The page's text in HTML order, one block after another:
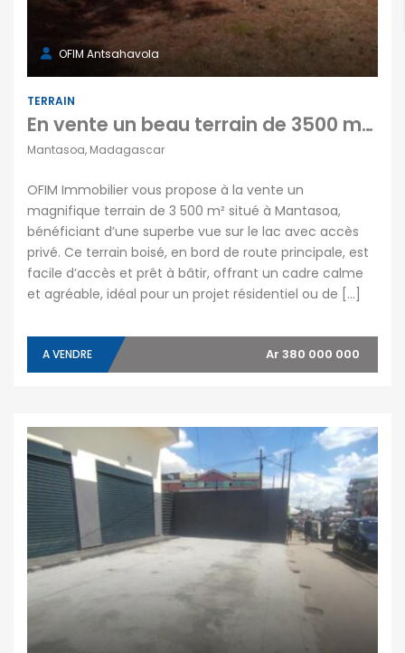
OFIM Antsahavola
TERRAIN
En vente un beau terrain de 3500 m2 situé à Mantasoa
Mantasoa, Madagascar
OFIM Immobilier vous propose à la vente un
magnifique terrain de 3 500 m² situé à Mantasoa,
bénéficiant d’une superbe vue sur le lac avec accès
privé. Ce terrain boisé, en bord de route principale, est
facile d’accès et prêt à bâtir, offrant un cadre calme
et agréable, idéal pour un projet résidentiel ou de […]
A VENDRE Ar 380 000 000